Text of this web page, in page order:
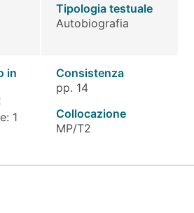
Tipologia testuale
Autobiografia
in
1
Consistenza
pp. 14
Collocazione
MP/T2